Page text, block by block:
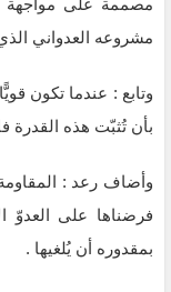
مصممة على مواجهة
مشروعه العدواني
وتابع : عندما تكون
بأن تُثبّت هذه
وأضاف رعد : المقاومة
فرضناها على العدوّ
بمقدوره أن يُلغيها .